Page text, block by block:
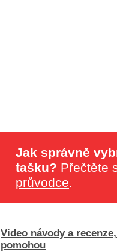
Jak správně
tašku? Přečtěte
průvodce.
Video návody a
pomohou